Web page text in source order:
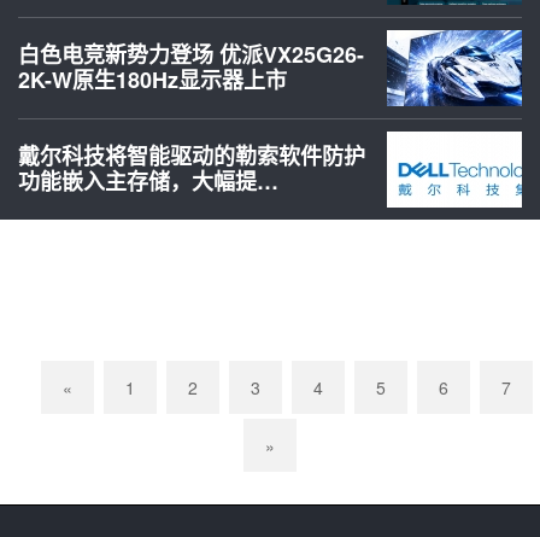
白色电竞新势力登场 优派VX25G26-
2K-W原生180Hz显示器上市
戴尔科技将智能驱动的勒索软件防护
功能嵌入主存储，大幅提…
« 1 2 3 4 5 6 7
»